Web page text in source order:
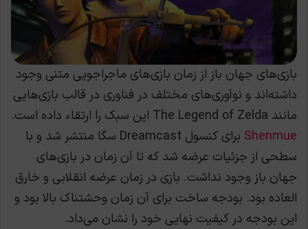
بازی‌های جهان باز از زمان بازی‌های ماجراجویی متنی وجود
داشته‌اند و نوآوری‌های مختلف در فناوری در قالب بازی‌هایی
مانند The Legend of Zelda این سبک را ارتقاء داده است.
Shenmue
برای کنسول Dreamcast سگا منتشر شد و با
سطحی از جزئیات عرضه شد که تا آن زمان در بازی‌های
جهان باز وجود نداشت. بازی در زمان عرضه انقلابی و خارق
العاده بود. بودجه ساخت برای آن زمان وحشتناک بالا بود و
این بودجه در کیفیت نهایی خود را نشان می‌داد.